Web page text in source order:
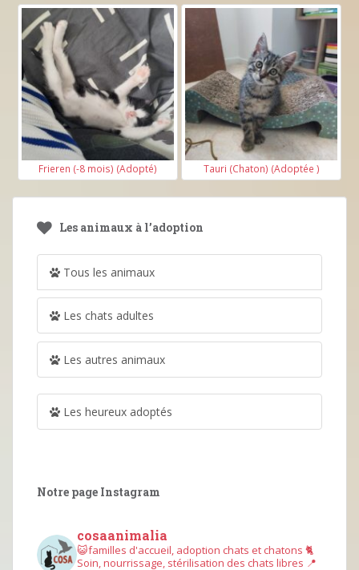
Frieren (-8 mois) (Adopté) Tauri (Chaton) (Adoptée )
Les animaux à l’adoption
Tous les animaux
Les chats adultes
Les autres animaux
Les heureux adoptés
Notre page Instagram
cosaanimalia
😺familles d'accueil, adoption chats et chatons 🐈
Soin, nourrissage, stérilisation des chats libres 📍